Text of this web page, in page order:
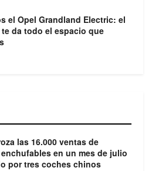
el Opel Grandland Electric: el
te da todo el espacio que
las 16.000 ventas de
en un mes de julio
por tres coches chinos